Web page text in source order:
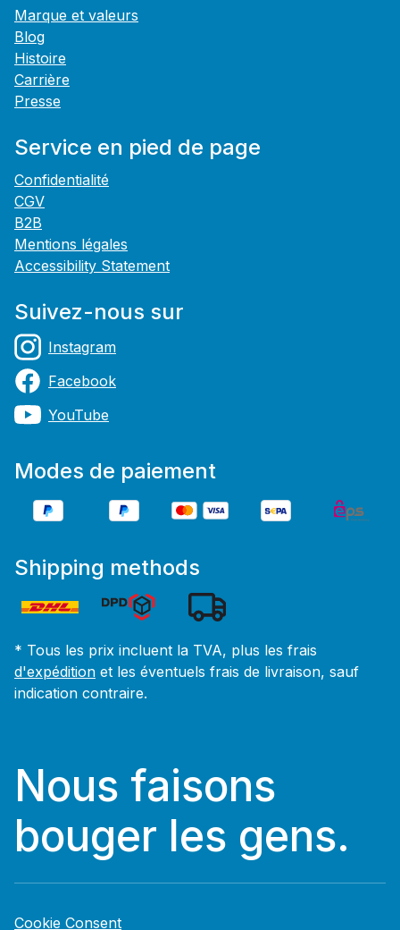
Marque et valeurs
Blog
Histoire
Carrière
Presse
Service en pied de page
Confidentialité
CGV
B2B
Mentions légales
Accessibility Statement
Suivez-nous sur
Instagram
Facebook
YouTube
Modes de paiement
Shipping methods
* Tous les prix incluent la TVA, plus les frais
d'expédition et les éventuels frais de livraison, sauf
indication contraire.
Nous faisons
bouger les gens.
Cookie Consent